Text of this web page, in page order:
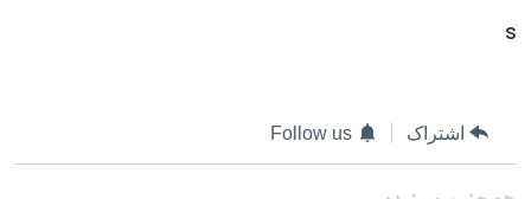
اعتراضات مردمی آبان ۹۸
s
اشتراک Follow us